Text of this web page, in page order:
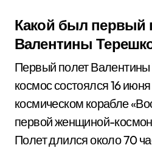
Какой был первый
Валентины
Первый полет
космос состоялся 16 июня
космическом корабле
первой женщиной-
Полет длился около 70